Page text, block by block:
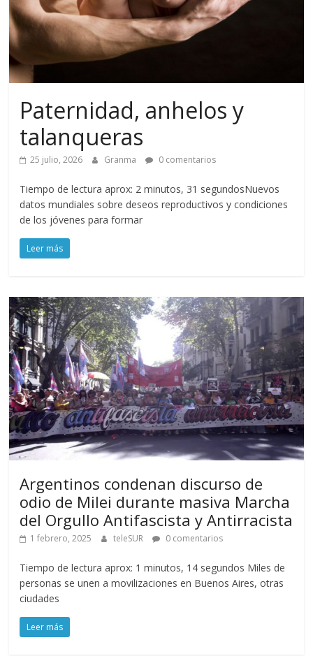
Paternidad, anhelos y
talanqueras
25 julio, 2026 Granma 0 comentarios
Tiempo de lectura aprox: 2 minutos, 31 segundosNuevos
datos mundiales sobre deseos reproductivos y condiciones
de los jóvenes para formar
Leer más
Argentinos condenan discurso de
odio de Milei durante masiva Marcha
del Orgullo Antifascista y Antirracista
1 febrero, 2025 teleSUR 0 comentarios
Tiempo de lectura aprox: 1 minutos, 14 segundos Miles de
personas se unen a movilizaciones en Buenos Aires, otras
ciudades
Leer más